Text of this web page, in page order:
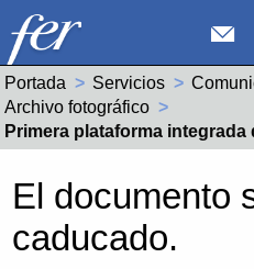
Portada Servicios
Archivo fotográfico
Actual:
Primera plataforma integrada de datos, desarrollada por JIG
El documento
caducado.